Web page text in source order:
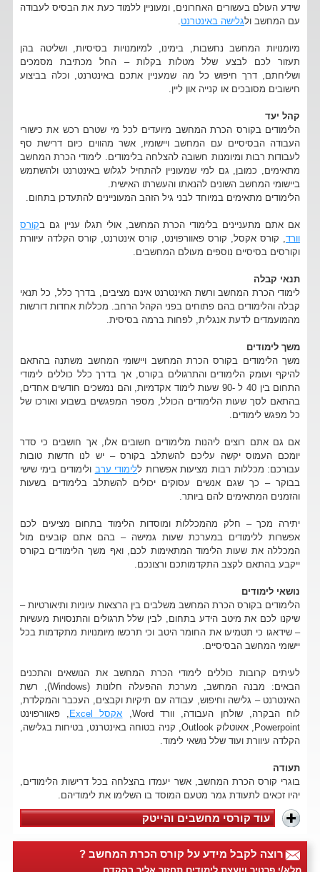
שידע העולם בעשורים האחרונים, ומעוניין ללמוד כעת את הבסיס לעבודה
עם המחשב ולגלישה באינטרנט
מיומנויות המחשב נחשבות, בימינו, למיומנויות בסיסיות, ושליטה בהן
תעזור לכם לבצע שלל מטלות בקלות – החל מכתיבת מסמכים
ושליחתם, דרך חיפוש כל מה שמעניין אתכם באינטרנט, וכלה בביצוע
חישובים מסובכים או קנייה און ליין.
קהל יעד
הלימודים בקורס הכרת המחשב מיועדים לכל מי שטרם רכש את כישורי
העבודה הבסיסיים עם המחשב ויישומיו, אשר מהווים כיום דרישת סף
לעבודות רבות ומיומנות חשובה להצלחה בלימודים. לימודי הכרת המחשב
מתאימים, כמובן, גם למי שמעוניין להתחיל לגלוש באינטרנט ולהשתמש
ביישומי המחשב השונים להנאתו והעשרתו האישית.
הלימודים מתאימים במיוחד לבני גיל הזהב המעוניינים להתעדכן בתחום.
אם אתם מתעניינים בלימודי הכרת המחשב, אולי תגלו עניין גם בקורס
וורד, קורס אקסל, קורס פאוורפוינט, קורס אינטרנט, קורס הקלדה עיוורת
וקורסים בסיסיים נוספים מעולם המחשבים.
תנאי קבלה
לימודי הכרת המחשב ורשת האינטרנט אינם מציבים, בדרך כלל, כל תנאי
קבלה והלימודים בהם פתוחים בפני הקהל הרחב. מכללות אחדות דורשות
מהמועמדים לדעת אנגלית, לפחות ברמה בסיסית.
משך לימודים
משך הלימודים בקורס הכרת המחשב ויישומי המחשב משתנה בהתאם
להיקף ועומק הלימודים והתרגולים בקורס, אך בדרך כלל כוללים לימודי
התחום בין 40 ל -90 שעות לימוד אקדמיות, והם נמשכים חודשים אחדים,
בהתאם לסך שעות הלימודים הכולל, מספר המפגשים בשבוע ואורכו של
כל מפגש לימודים.
אם גם אתם רוצים ליהנות מלימודים חשובים אלו, אך חושבים כי סדר
יומכם העמוס יקשה עליכם להשתלב בקורס – יש לנו חדשות טובות
עבורכם: מכללות רבות מציעות אפשרות ללימודי ערב ולימודים בימי שישי
בבוקר – כך שגם אנשים עסוקים יכולים להשתלב בלימודים בשעות
והזמנים המתאימים להם ביותר.
יתירה מכך – חלק מהמכללות ומוסדות הלימוד בתחום מציעים לכם
אפשרות ללימודים במערכת שעות גמישה – בהם אתם קובעים מול
המכללה את שעות הלימוד המתאימות לכם, ואף משך הלימודים בקורס
ייקבע בהתאם לקצב התקדמותכם ורצונכם.
נושאי לימודים
הלימודים בקורס הכרת המחשב משלבים בין הרצאות עיוניות ותיאורטיות –
שיקנו לכם את מיטב הידע בתחום, לבין שלל תרגולים והתנסויות מעשיות
– שידאגו כי תטמיעו את החומר היטב וכי תרכשו מיומנויות מתקדמות בכל
יישומי המחשב הבסיסיים.
לעיתים קרובות כוללים לימודי הכרת המחשב את הנושאים והתכנים
הבאים: מבנה המחשב, מערכת ההפעלה חלונות (Windows), רשת
האינטרנט – גלישה וחיפוש, עבודה עם תיקיות וקבצים, העכבר והמקלדת,
לוח הבקרה, שולחן העבודה, וורד Word,
אקסל Excel
, פאוורפוינט
Powerpoint, אאוטלוק Outlook, קניה בטוחה באינטרנט, בטיחות בגלישה,
הקלדה עיוורת ועוד שלל נושאי לימוד.
תעודה
בוגרי קורס הכרת המחשב, אשר יעמדו בהצלחה בכל דרישות הלימודים,
יהיו זכאים לתעודת גמר מטעם המוסד בו השלימו את לימודיהם.
עוד קורסי מחשבים והייטק
רוצה לקבל מידע על קורס הכרת המחשב ?